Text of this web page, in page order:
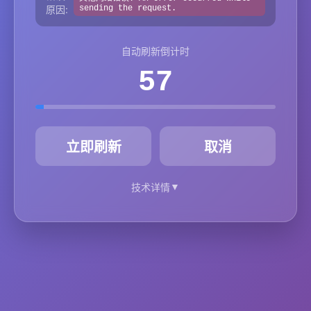
原因:
sending the request.
自动刷新倒计时
57
立即刷新 取消
技术详情▼